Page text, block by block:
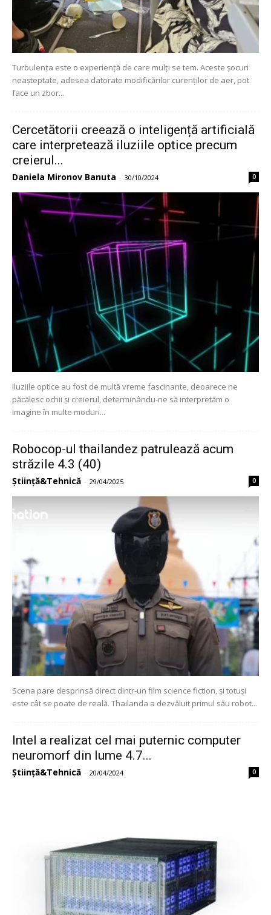
Turbulența este o experiență de care mulți se tem. Aceste șocuri
neașteptate, adesea datorate modificărilor curenților de aer, pot
face un zbor...
Cercetătorii creează o inteligență artificială
care interpretează iluziile optice precum
creierul...
Daniela Mironov Banuta - 30/10/2024 0
Iluziile optice au fost de multă vreme fascinante, deoarece ne
păcălesc ochii și creierul, determinându-ne să interpretăm o
imagine în multe moduri...
Robocop-ul thailandez patrulează acum
străzile 4.3 (40)
Știință&Tehnică - 29/04/2025 0
Scena pare desprinsă direct dintr-un film science fiction, și totuși
este cât se poate de reală. Thailanda a dezvăluit primul său robot...
Intel a realizat cel mai puternic computer
neuromorf din lume 4.7...
Știință&Tehnică - 20/04/2024 0